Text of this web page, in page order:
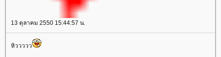
13 ตุลาคม 2550 15:44:57 น.
หิววววว